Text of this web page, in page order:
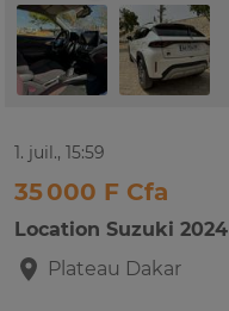
1. juil., 15:59
35 000 F Cfa
Location Suzuki 2024
Plateau Dakar